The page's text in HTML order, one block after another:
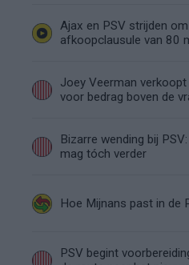
Ajax en PSV strijden
afkoopclausule van 80
Joey Veerman
voor bedrag boven de
Bizarre wending bij
mag tóch verder
Hoe Mijnans past in de
PSV begint